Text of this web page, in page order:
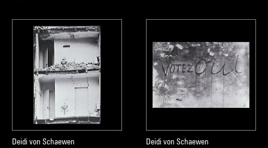
Deidi von Schaewen
Deidi von Schaewen